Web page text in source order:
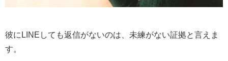
彼にLINEしても返信がないのは、未練がない証拠と言えま
す。